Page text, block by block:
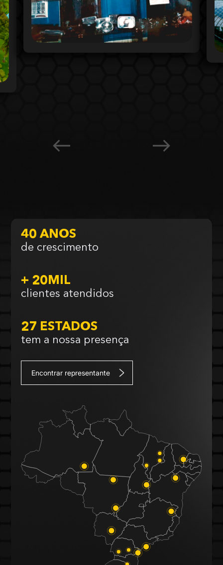
40 ANOS
de crescimento
+ 20MIL
clientes atendidos
27 ESTADOS
tem a nossa presença
Encontrar representante